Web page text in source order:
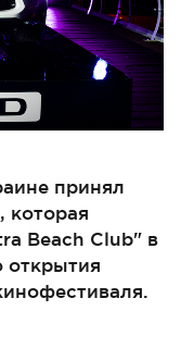
принял
которая
Beach Club" в
открытия